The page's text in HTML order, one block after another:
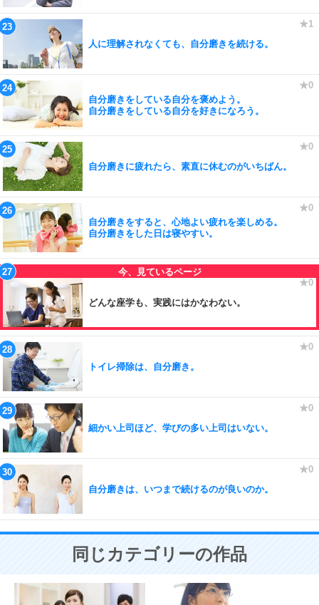
人に理解されなくても、自分磨きを続ける。
自分磨きをしている自分を褒めよう。
自分磨きをしている自分を好きになろう。
自分磨きに疲れたら、素直に休むのがいちばん。
自分磨きをすると、心地よい疲れを楽しめる。
自分磨きをした日は寝やすい。
どんな座学も、実践にはかなわない。
トイレ掃除は、自分磨き。
細かい上司ほど、学びの多い上司はいない。
自分磨きは、いつまで続けるのが良いのか。
同じカテゴリーの作品